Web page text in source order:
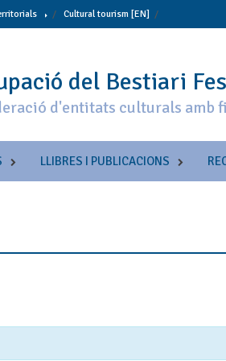
Cultural tourism [EN]
del Bestiari
d'entitats culturals amb
LLIBRES I PUBLICACIONS